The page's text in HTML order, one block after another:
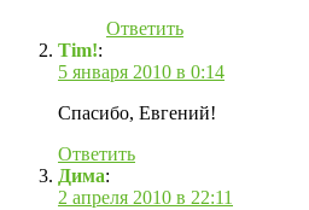
Ответить
Tim!:
5 января 2010 в 0:14
Спасибо, Евгений!
Ответить
Дима:
2 апреля 2010 в 22:11